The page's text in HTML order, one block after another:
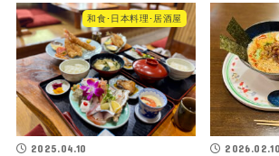
和食･日本料理･居酒屋
2025.04.10 2026.02.10